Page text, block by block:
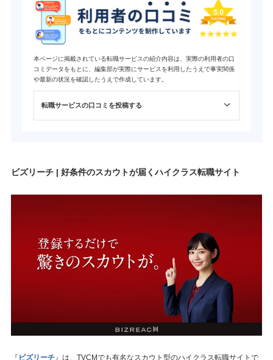
本ページに掲載されている転職サービスの紹介内容は、実際の利用者の口
コミデータをもとに、編集部が実際にサービスを利用したうえで事実関係
や最新の状況を確認したうえで作成しています。
転職サービスの口コミを投稿する
ビズリーチ | 好条件のスカウトが届くハイクラス転職サイト
『 ビズリーチ』は、TVCMでも有名なスカウト型のハイクラス転職サイトで